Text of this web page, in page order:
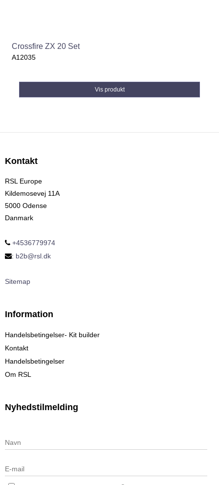
Crossfire ZX 20 Set
A12035
Vis produkt
Kontakt
RSL Europe
Kildemosevej 11A
5000 Odense
Danmark
+4536779974
: b2b@rsl.dk
Sitemap
Information
Handelsbetingelser- Kit builder
Kontakt
Handelsbetingelser
Om RSL
Nyhedstilmelding